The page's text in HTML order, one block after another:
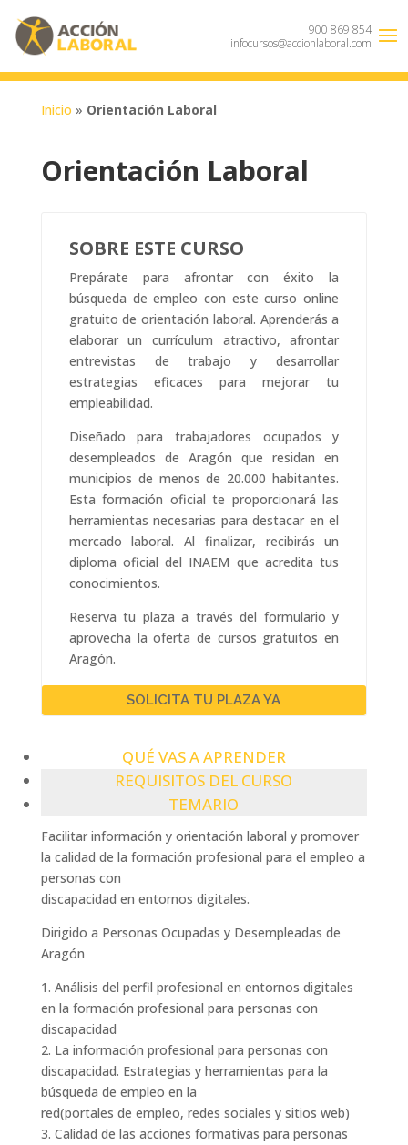
900 869 854
infocursos@accionlaboral.com
Inicio » Orientación Laboral
Orientación Laboral
SOBRE ESTE CURSO
Prepárate para afrontar con éxito la
búsqueda de empleo con este curso online
gratuito de orientación laboral. Aprenderás a
elaborar un currículum atractivo, afrontar
entrevistas de trabajo y desarrollar
estrategias eficaces para mejorar tu
empleabilidad.
Diseñado para trabajadores ocupados y
desempleados de Aragón que residan en
municipios de menos de 20.000 habitantes.
Esta formación oficial te proporcionará las
herramientas necesarias para destacar en el
mercado laboral. Al finalizar, recibirás un
diploma oficial del INAEM que acredita tus
conocimientos.
Reserva tu plaza a través del formulario y
aprovecha la oferta de cursos gratuitos en
Aragón.
SOLICITA TU PLAZA YA
QUÉ VAS A APRENDER
REQUISITOS DEL CURSO
TEMARIO
Facilitar información y orientación laboral y promover
la calidad de la formación profesional para el empleo a
personas con
discapacidad en entornos digitales.
Dirigido a Personas Ocupadas y Desempleadas de
Aragón
1. Análisis del perfil profesional en entornos digitales
en la formación profesional para personas con
discapacidad
2. La información profesional para personas con
discapacidad. Estrategias y herramientas para la
búsqueda de empleo en la
red(portales de empleo, redes sociales y sitios web)
3. Calidad de las acciones formativas para personas